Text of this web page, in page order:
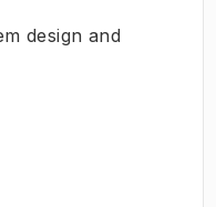
design and